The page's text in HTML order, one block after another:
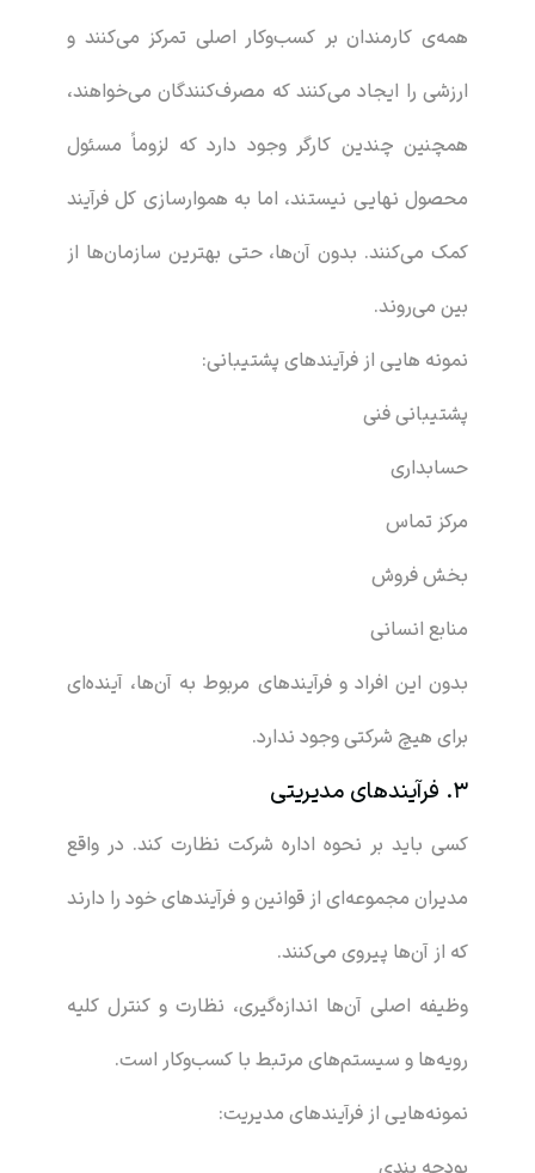
همه‌ی کارمندان بر کسب‌وکار اصلی تمرکز می‌کنند و
ارزشی را ایجاد می‌کنند که مصرف‌کنندگان می‌خواهند،
همچنین چندین کارگر وجود دارد که لزوماً مسئول
محصول نهایی نیستند، اما به هموارسازی کل فرآیند
کمک می‌کنند. بدون آن‌ها، حتی بهترین سازمان‌ها از
بین می‌روند.
نمونه هایی از فرآیندهای پشتیبانی:
پشتیبانی فنی
حسابداری
مرکز تماس
بخش فروش
منابع انسانی
بدون این افراد و فرآیندهای مربوط به آن‌ها، آینده‌ای
برای هیچ شرکتی وجود ندارد.
3. فرآیندهای مدیریتی
کسی باید بر نحوه اداره شرکت نظارت کند. در واقع
مدیران مجموعه‌ای از قوانین و فرآیندهای خود را دارند
که از آن‌ها پیروی می‌کنند.
وظیفه اصلی آن‌ها اندازه‌گیری، نظارت و کنترل کلیه
رویه‌ها و سیستم‌های مرتبط با کسب‌وکار است.
نمونه‌هایی از فرآیندهای مدیریت: